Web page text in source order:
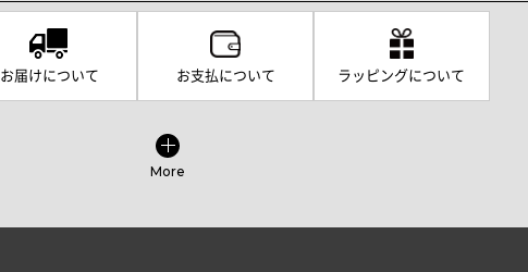
お届けについて お支払について ラッピングについて
More